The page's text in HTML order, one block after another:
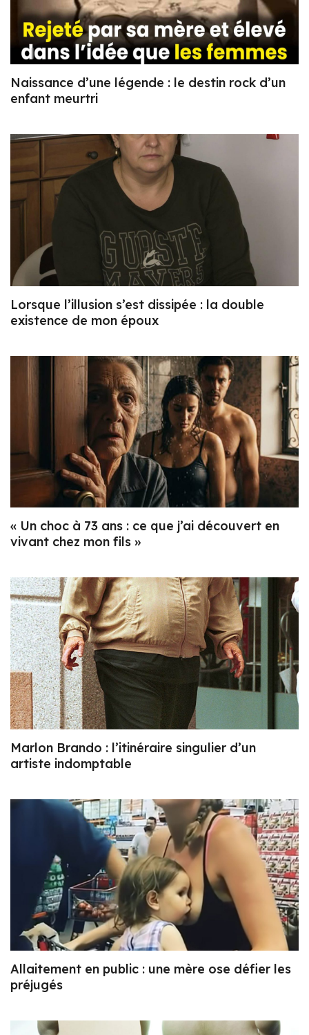
Naissance d’une légende : le destin rock d’un
enfant meurtri
Lorsque l’illusion s’est dissipée : la double
existence de mon époux
« Un choc à 73 ans : ce que j’ai découvert en
vivant chez mon fils »
Marlon Brando : l’itinéraire singulier d’un
artiste indomptable
Allaitement en public : une mère ose défier les
préjugés